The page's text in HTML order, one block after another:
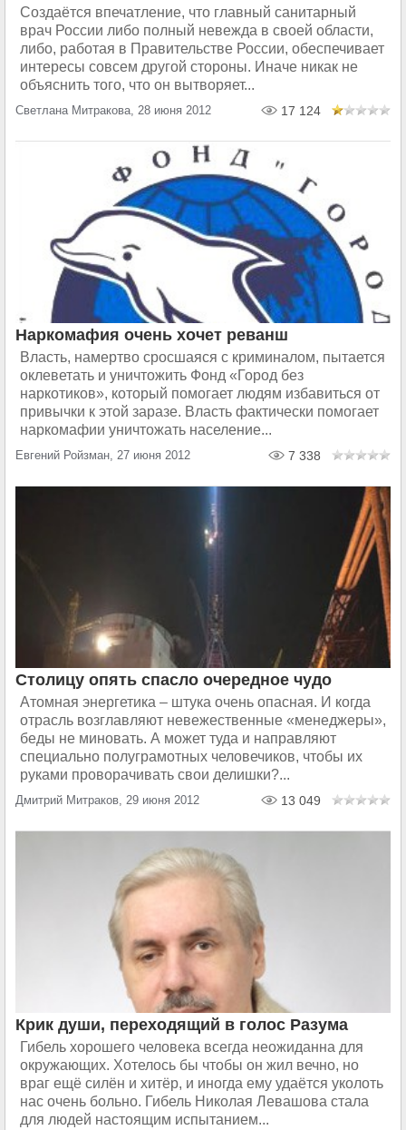
Создаётся впечатление, что главный санитарный
врач России либо полный невежда в своей области,
либо, работая в Правительстве России, обеспечивает
интересы совсем другой стороны. Иначе никак не
объяснить того, что он вытворяет...
Светлана Митракова, 28 июня 2012 17 124
Наркомафия очень хочет реванш
Власть, намертво сросшаяся с криминалом, пытается
оклеветать и уничтожить Фонд «Город без
наркотиков», который помогает людям избавиться от
привычки к этой заразе. Власть фактически помогает
наркомафии уничтожать население...
Евгений Ройзман, 27 июня 2012 7 338
Столицу опять спасло очередное чудо
Атомная энергетика – штука очень опасная. И когда
отрасль возглавляют невежественные «менеджеры»,
беды не миновать. А может туда и направляют
специально полуграмотных человечиков, чтобы их
руками проворачивать свои делишки?...
Дмитрий Митраков, 29 июня 2012 13 049
Крик души, переходящий в голос Разума
Гибель хорошего человека всегда неожиданна для
окружающих. Хотелось бы чтобы он жил вечно, но
враг ещё силён и хитёр, и иногда ему удаётся уколоть
нас очень больно. Гибель Николая Левашова стала
для людей настоящим испытанием...